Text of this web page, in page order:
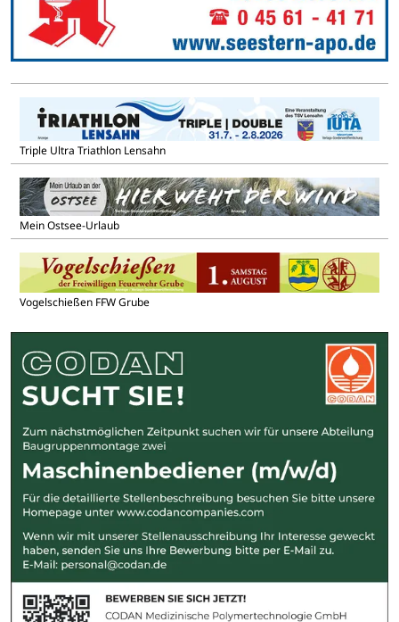
Triple Ultra Triathlon Lensahn
Mein Ostsee-Urlaub
Vogelschießen FFW Grube